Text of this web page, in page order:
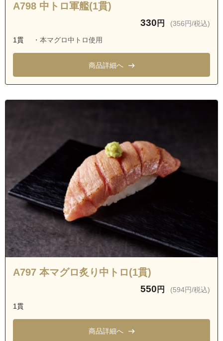
A798 中トロ軍艦(1貫)
330 円 (356円/税込)
1貫 ・本マグロ中トロ使用
商品詳細へ
A797 本マグロ炙り中トロ(1貫)
550 円 (594円/税込)
1貫
商品詳細へ